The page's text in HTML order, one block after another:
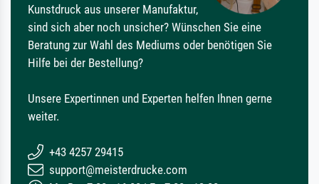
Kunstdruck aus unserer Manufaktur,
sind sich aber noch unsicher? Wünschen Sie eine
Beratung zur Wahl des Mediums oder benötigen Sie
Hilfe bei der Bestellung?
Unsere Expertinnen und Experten helfen Ihnen gerne
weiter.
+43 4257 29415
support@meisterdrucke.com